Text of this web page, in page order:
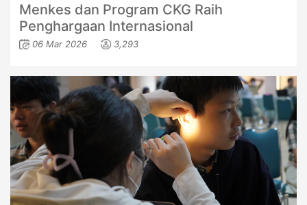
Menkes dan Program CKG Raih
Penghargaan Internasional
06 Mar 2026 3,293